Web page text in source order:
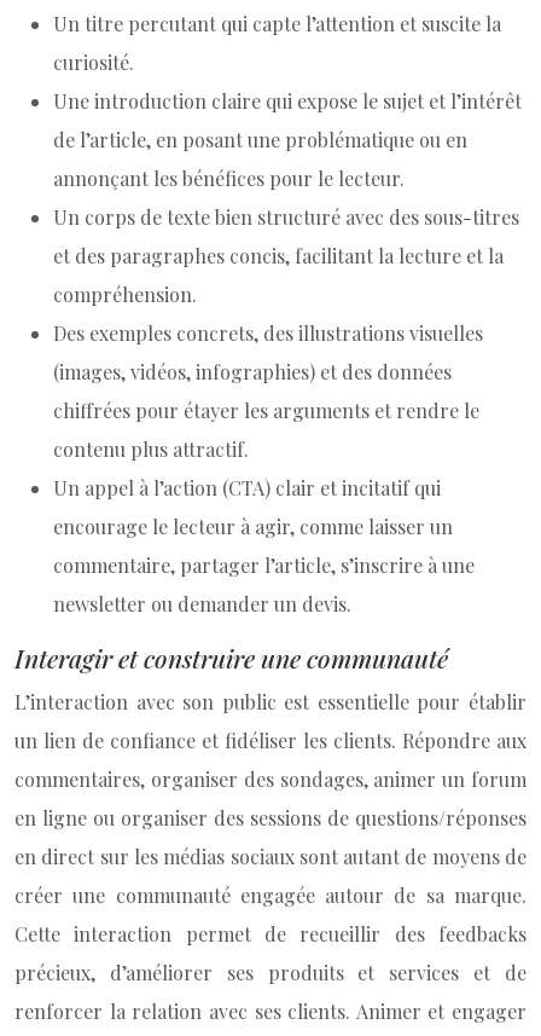
Un titre percutant qui capte l’attention et suscite la
curiosité.
Une introduction claire qui expose le sujet et l’intérêt
de l’article, en posant une problématique ou en
annonçant les bénéfices pour le lecteur.
Un corps de texte bien structuré avec des sous-titres
et des paragraphes concis, facilitant la lecture et la
compréhension.
Des exemples concrets, des illustrations visuelles
(images, vidéos, infographies) et des données
chiffrées pour étayer les arguments et rendre le
contenu plus attractif.
Un appel à l’action (CTA) clair et incitatif qui
encourage le lecteur à agir, comme laisser un
commentaire, partager l’article, s’inscrire à une
newsletter ou demander un devis.
Interagir et construire une communauté
L’interaction avec son public est essentielle pour établir
un lien de confiance et fidéliser les clients. Répondre aux
commentaires, organiser des sondages, animer un forum
en ligne ou organiser des sessions de questions/réponses
en direct sur les médias sociaux sont autant de moyens de
créer une communauté engagée autour de sa marque.
Cette interaction permet de recueillir des feedbacks
précieux, d’améliorer ses produits et services et de
renforcer la relation avec ses clients. Animer et engager